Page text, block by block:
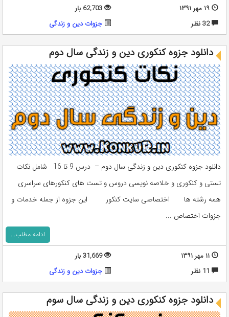
۱۹ مهر ۱۳۹۱
62,703 بار
32 نظر
جزوات دین و زندگی
دانلود جزوه کنکوری دین و زندگی سال دوم
دانلود جزوه کنکوری دین و زندگی سال دوم – درس 9 تا 16 شامل نکات
تستی و کنکوری و خلاصه نویسی دروس و تست های کنکورهای سراسری
همه رشته ها اختصاصی سایت کنکور این جزوه از جمله خدمات و
جزوات اختصاص ...
ادامه مطلب...
۱۱ مهر ۱۳۹۱
31,669 بار
11 نظر
جزوات دین و زندگی
دانلود جزوه کنکوری دین و زندگی سال سوم